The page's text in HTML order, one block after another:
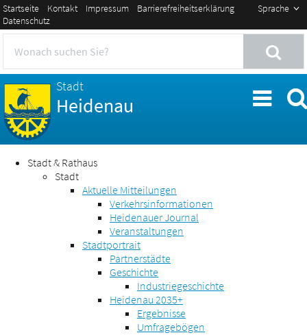
Sprache
Startseite Kontakt Impressum
Barrierefreiheitserklärung
Datenschutz
Stadt
Heidenau
Stadt & Rathaus
Stadt
Aktuelle Mitteilungen
Verkehrsinformationen
Heidenauer Journal
Veranstaltungen
Stadtportrait
Partnerstädte
Geschichte
Industriegeschichte
Heidenau 2035+
Ergebnisse
Umfragebögen